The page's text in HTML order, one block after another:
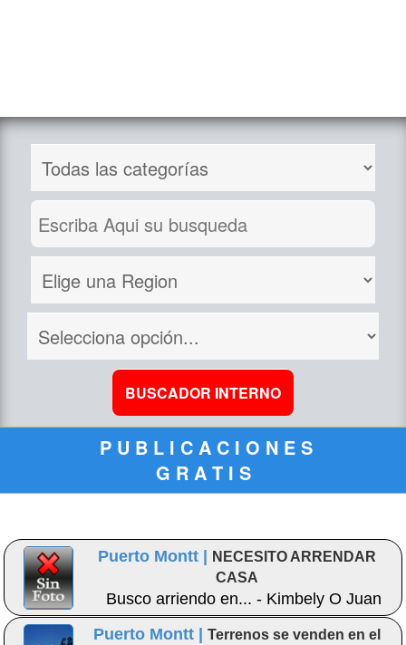
P U B L I C A C I O N E S
G R A T I S
Puerto Montt |
NECESITO ARRENDAR
CASA
Busco arriendo en... - Kimbely O Juan
Puerto Montt |Terrenos se venden en el